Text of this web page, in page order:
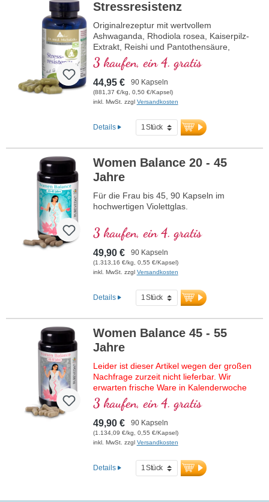
Stressresistenz
Originalrezeptur mit wertvollem
Ashwaganda, Rhodiola rosea, Kaiserpilz-
Extrakt, Reishi und Pantothensäure,
welche zu einer normalen geistigen
Leistung beiträgt. Vitamin E trägt zum
Schutz der Zellen vor oxidativem Stress
bei.
3 kaufen, ein 4. gratis
44,95 € 90 Kapseln
(881,37 €/kg, 0,50 €/Kapsel)
inkl. MwSt. zzgl Versandkosten
Details
Women Balance 20 - 45
Jahre
Für die Frau bis 45, 90 Kapseln im
hochwertigen Violettglas.
3 kaufen, ein 4. gratis
49,90 € 90 Kapseln
(1.313,16 €/kg, 0,55 €/Kapsel)
inkl. MwSt. zzgl Versandkosten
Details
Women Balance 45 - 55
Jahre
Leider ist dieser Artikel wegen der großen
Nachfrage zurzeit nicht lieferbar. Wir
erwarten frische Ware in Kalenderwoche
29/2026.
Für die Frau von 45 - 55 Jahren,
90 Kapseln im hochwertigen Violettglas.
3 kaufen, ein 4. gratis
49,90 € 90 Kapseln
(1.134,09 €/kg, 0,55 €/Kapsel)
inkl. MwSt. zzgl Versandkosten
Details